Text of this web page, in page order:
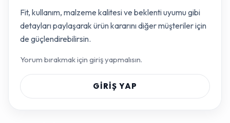
Fit, kullanım, malzeme kalitesi ve beklenti uyumu gibi
detayları paylaşarak ürün kararını diğer müşteriler için
de güçlendirebilirsin.
Yorum bırakmak için giriş yapmalısın.
GIRIŞ YAP